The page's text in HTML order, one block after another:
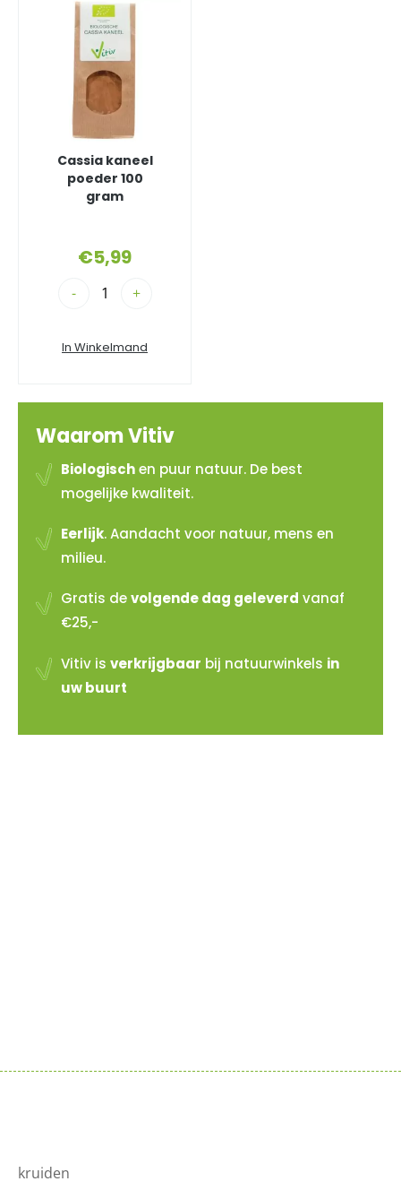
Cassia kaneel
poeder 100
gram
€5,99
- +
In Winkelmand
Waarom Vitiv
Biologischen puur natuur. De best
mogelijke kwaliteit.
Eerlijk. Aandacht voor natuur, mens en
milieu.
Gratis devolgende dag geleverd vanaf
€25,-
Vitiv is verkrijgbaar bij natuurwinkels in
uw buurt
kruiden